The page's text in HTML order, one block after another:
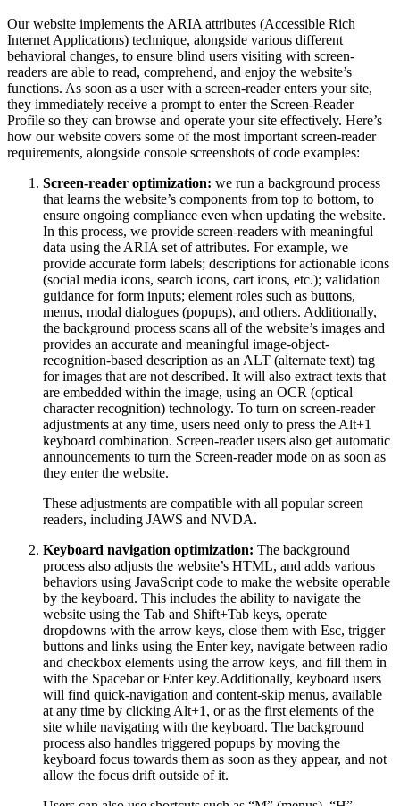
Our website implements the ARIA attributes (Accessible Rich
Internet Applications) technique, alongside various different
behavioral changes, to ensure blind users visiting with screen-
readers are able to read, comprehend, and enjoy the website’s
functions. As soon as a user with a screen-reader enters your site,
they immediately receive a prompt to enter the Screen-Reader
Profile so they can browse and operate your site effectively. Here’s
how our website covers some of the most important screen-reader
requirements, alongside console screenshots of code examples:
Screen-reader optimization: we run a background process
that learns the website’s components from top to bottom, to
ensure ongoing compliance even when updating the website.
In this process, we provide screen-readers with meaningful
data using the ARIA set of attributes. For example, we
provide accurate form labels; descriptions for actionable icons
(social media icons, search icons, cart icons, etc.); validation
guidance for form inputs; element roles such as buttons,
menus, modal dialogues (popups), and others. Additionally,
the background process scans all of the website’s images and
provides an accurate and meaningful image-object-
recognition-based description as an ALT (alternate text) tag
for images that are not described. It will also extract texts that
are embedded within the image, using an OCR (optical
character recognition) technology. To turn on screen-reader
adjustments at any time, users need only to press the Alt+1
keyboard combination. Screen-reader users also get automatic
announcements to turn the Screen-reader mode on as soon as
they enter the website.
These adjustments are compatible with all popular screen
readers, including JAWS and NVDA.
Keyboard navigation optimization: The background
process also adjusts the website’s HTML, and adds various
behaviors using JavaScript code to make the website operable
by the keyboard. This includes the ability to navigate the
website using the Tab and Shift+Tab keys, operate
dropdowns with the arrow keys, close them with Esc, trigger
buttons and links using the Enter key, navigate between radio
and checkbox elements using the arrow keys, and fill them in
with the Spacebar or Enter key.Additionally, keyboard users
will find quick-navigation and content-skip menus, available
at any time by clicking Alt+1, or as the first elements of the
site while navigating with the keyboard. The background
process also handles triggered popups by moving the
keyboard focus towards them as soon as they appear, and not
allow the focus drift outside of it.